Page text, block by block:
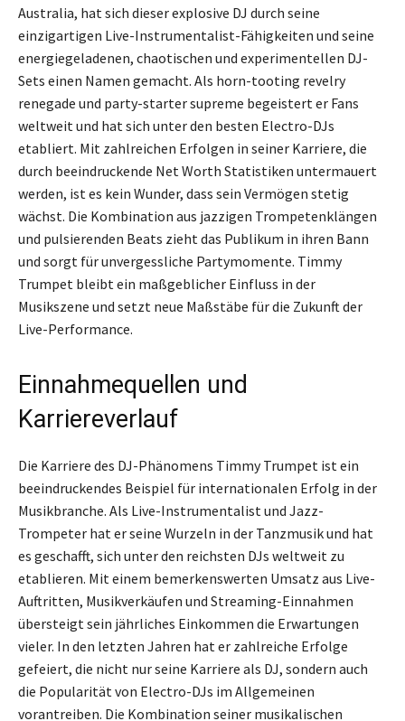
Australia, hat sich dieser explosive DJ durch seine
einzigartigen Live-Instrumentalist-Fähigkeiten und seine
energiegeladenen, chaotischen und experimentellen DJ-
Sets einen Namen gemacht. Als horn-tooting revelry
renegade und party-starter supreme begeistert er Fans
weltweit und hat sich unter den besten Electro-DJs
etabliert. Mit zahlreichen Erfolgen in seiner Karriere, die
durch beeindruckende Net Worth Statistiken untermauert
werden, ist es kein Wunder, dass sein Vermögen stetig
wächst. Die Kombination aus jazzigen Trompetenklängen
und pulsierenden Beats zieht das Publikum in ihren Bann
und sorgt für unvergessliche Partymomente. Timmy
Trumpet bleibt ein maßgeblicher Einfluss in der
Musikszene und setzt neue Maßstäbe für die Zukunft der
Live-Performance.
Einnahmequellen und
Karriereverlauf
Die Karriere des DJ-Phänomens Timmy Trumpet ist ein
beeindruckendes Beispiel für internationalen Erfolg in der
Musikbranche. Als Live-Instrumentalist und Jazz-
Trompeter hat er seine Wurzeln in der Tanzmusik und hat
es geschafft, sich unter den reichsten DJs weltweit zu
etablieren. Mit einem bemerkenswerten Umsatz aus Live-
Auftritten, Musikverkäufen und Streaming-Einnahmen
übersteigt sein jährliches Einkommen die Erwartungen
vieler. In den letzten Jahren hat er zahlreiche Erfolge
gefeiert, die nicht nur seine Karriere als DJ, sondern auch
die Popularität von Electro-DJs im Allgemeinen
vorantreiben. Die Kombination seiner musikalischen